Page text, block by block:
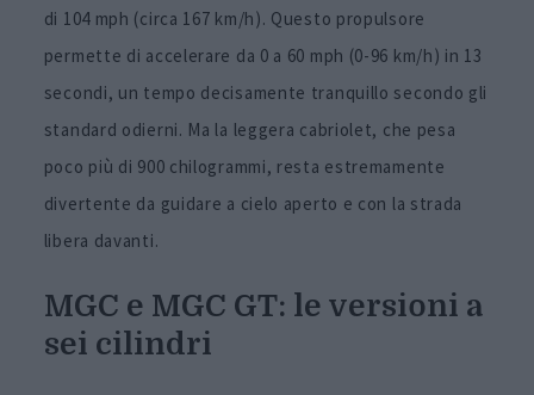
di 104 mph (circa 167 km/h). Questo propulsore
permette di accelerare da 0 a 60 mph (0-96 km/h) in 13
secondi, un tempo decisamente tranquillo secondo gli
standard odierni. Ma la leggera cabriolet, che pesa
poco più di 900 chilogrammi, resta estremamente
divertente da guidare a cielo aperto e con la strada
libera davanti.
MGC e MGC GT: le versioni a
sei cilindri